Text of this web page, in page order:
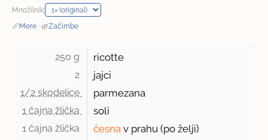
Množilnik:
📏Mere · 🌿Začimbe
250 g ricotte
2 jajci
1/2 skodelice parmezana
1 čajna žlička soli
1 čajna žlička česna v prahu (po želji)